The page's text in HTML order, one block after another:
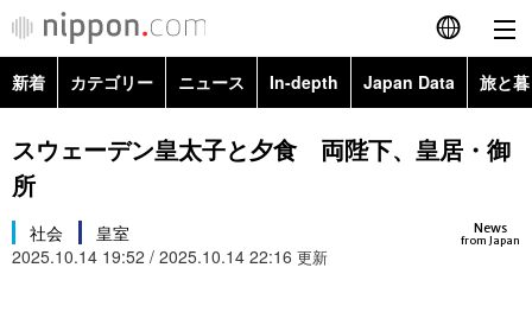
English
简体字
カテゴリー
新着 カテゴリー ニュース In-depth Japan Data 旅と
政治・外交
経済・ビジネス
国際・海外
Topics
スウェーデン皇太子と夕食 両陛下、皇居・御
所
News
from Japan
社会
皇室
2025.10.14 19:52 / 2025.10.14 22:16 更新